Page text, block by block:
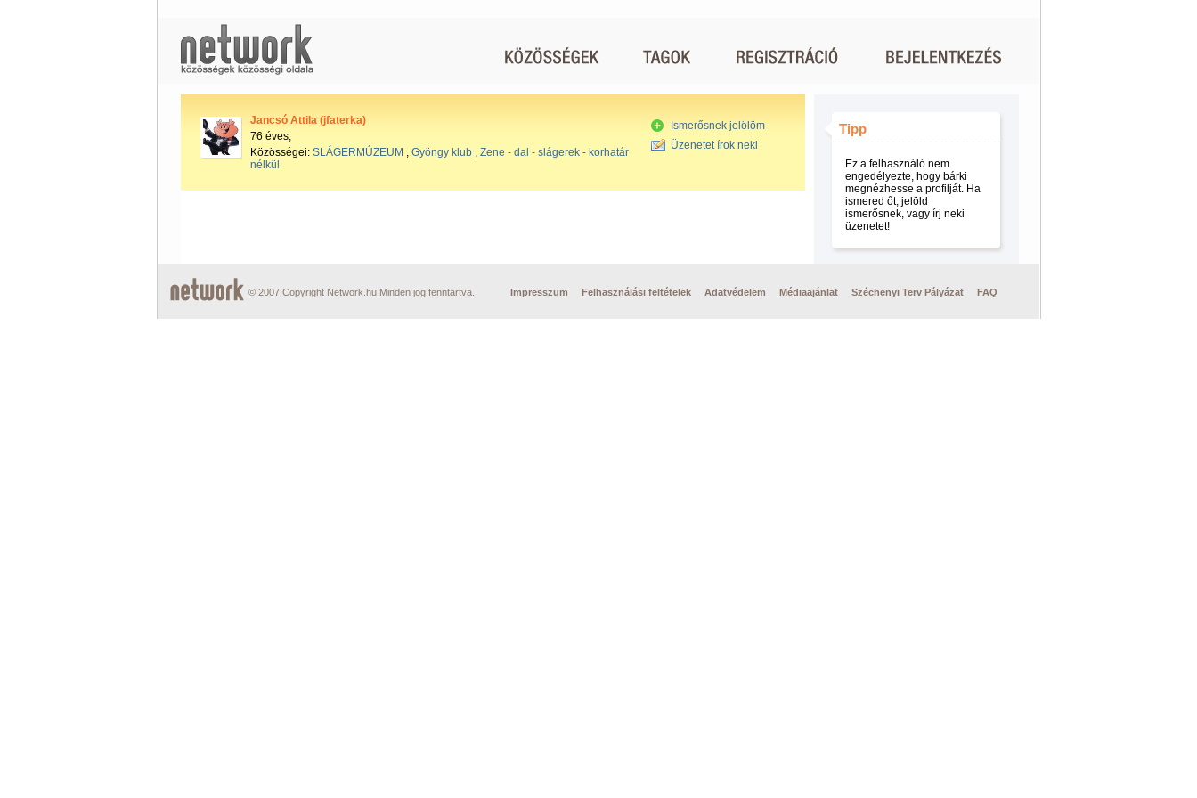
Jancsó Attila (jfaterka)
76 éves,
Közösségei: SLÁGERMÚZEUM , Gyöngy klub, Zene - dal - slágerek - korhatár
nélkül
Ismerősnek jelölöm
Üzenetet írok neki
Tipp
Ez a felhasználó nem
engedélyezte, hogy bárki
megnézhesse a profilját. Ha
ismered őt, jelöld
ismerősnek, vagy írj neki
üzenetet!
© 2007 Copyright Network.hu Minden jog fenntartva. Impresszum Felhasználási feltételek Adatvédelem Médiaajánlat Széchenyi Terv Pályázat FAQ